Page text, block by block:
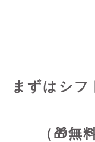
まずはシ
（🎁無